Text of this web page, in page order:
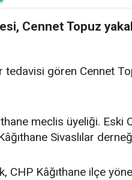
Cennet Topuz
tedavisi gören Cennet
meclis üyeliği. Eski
Sivaslılar
CHP Kâğıthane ilçe